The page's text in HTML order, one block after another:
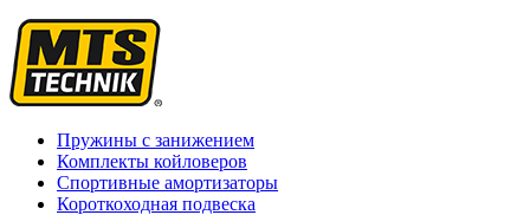
Пружины с занижением
Комплекты койловеров
Спортивные амортизаторы
Короткоходная подвеска